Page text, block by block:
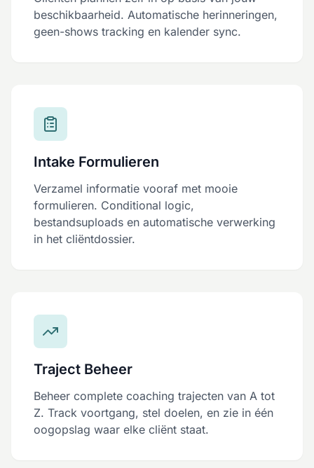
beschikbaarheid. Automatische herinneringen,
geen-shows tracking en kalender sync.
Intake Formulieren
Verzamel informatie vooraf met mooie
formulieren. Conditional logic,
bestandsuploads en automatische verwerking
in het cliëntdossier.
Traject Beheer
Beheer complete coaching trajecten van A tot
Z. Track voortgang, stel doelen, en zie in één
oogopslag waar elke cliënt staat.